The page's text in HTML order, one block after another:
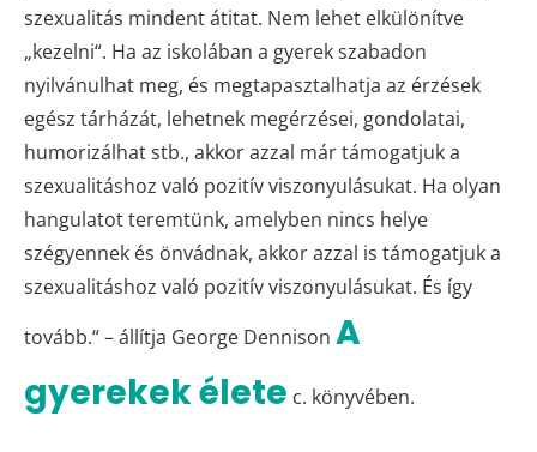
szexualitás mindent átitat. Nem lehet elkülönítve
„kezelni“. Ha az iskolában a gyerek szabadon
nyilvánulhat meg, és megtapasztalhatja az érzések
egész tárházát, lehetnek megérzései, gondolatai,
humorizálhat stb., akkor azzal már támogatjuk a
szexualitáshoz való pozitív viszonyulásukat. Ha olyan
hangulatot teremtünk, amelyben nincs helye
szégyennek és önvádnak, akkor azzal is támogatjuk a
szexualitáshoz való pozitív viszonyulásukat. És így
tovább.“ – állítja George Dennison A
gyerekek élete c. könyvében.